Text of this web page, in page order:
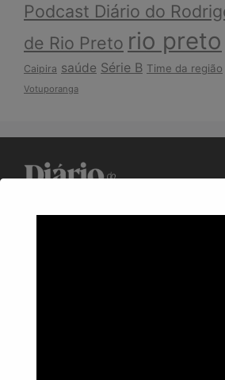
Podcast Diário do
de Rio Preto rio preto
Caipira saúde Série B Time da região
Votuporanga